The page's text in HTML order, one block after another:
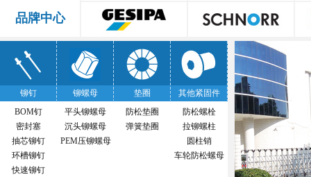
品牌中心
铆钉
BOM钉
密封塞
抽芯铆钉
环槽铆钉
快速铆钉
铆螺母
平头铆螺母
沉头铆螺母
PEM压铆螺母
垫圈
防松垫圈
弹簧垫圈
其他紧固件
防松螺栓
拉铆螺柱
圆柱销
车轮防松螺母